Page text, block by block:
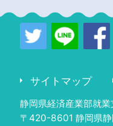
サイトマップ
静岡県経済産業部就
〒420-8601 静岡県